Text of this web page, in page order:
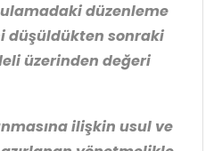
düzenleme
düşüldükten sonraki
üzerinden değeri
ilişkin usul ve